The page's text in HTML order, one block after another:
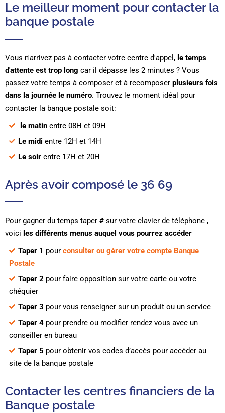
Le meilleur moment pour contacter la
banque postale
Vous n'arrivez pas à contacter votre centre d'appel, le temps
d'attente est trop long car il dépasse les 2 minutes ? Vous
passez votre temps à composer et à recomposer plusieurs fois
dans la journée le numéro. Trouvez le moment idéal pour
contacter la banque postale soit:
le matinentre 08H et 09H
Le midi entre 12H et 14H
Le soirentre 17H et 20H
Après avoir composé le 36 69
Pour gagner du temps taper # sur votre clavier de téléphone ,
voici les différents menus auquel vous pourrez accéder
Taper 1 pour consulter ou gérer votre compte Banque
Postale
Taper 2 pour faire opposition sur votre carte ou votre
chéquier
Taper 3 pour vous renseigner sur un produit ou un service
Taper 4pour prendre ou modifier rendez vous avec un
conseiller en bureau
Taper 5 pour obtenir vos codes d’accès pour accéder au
site de la banque postale
Contacter les centres financiers de la
Banque postale